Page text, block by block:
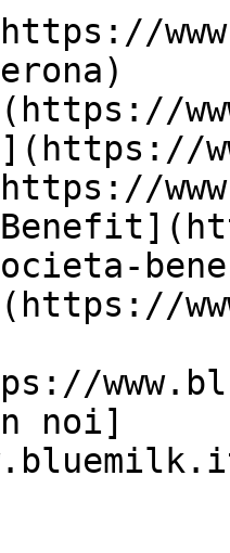
noi]